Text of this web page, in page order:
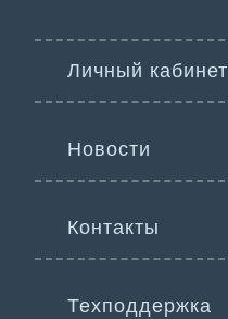
Личный кабинет
Новости
Контакты
Техподдержка